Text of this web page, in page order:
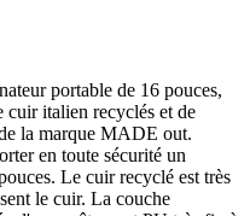
portable de 16 pouces,
cuir italien recyclés et de
la marque MADE out.
en toute sécurité un
Le cuir recyclé est très
le cuir. La couche